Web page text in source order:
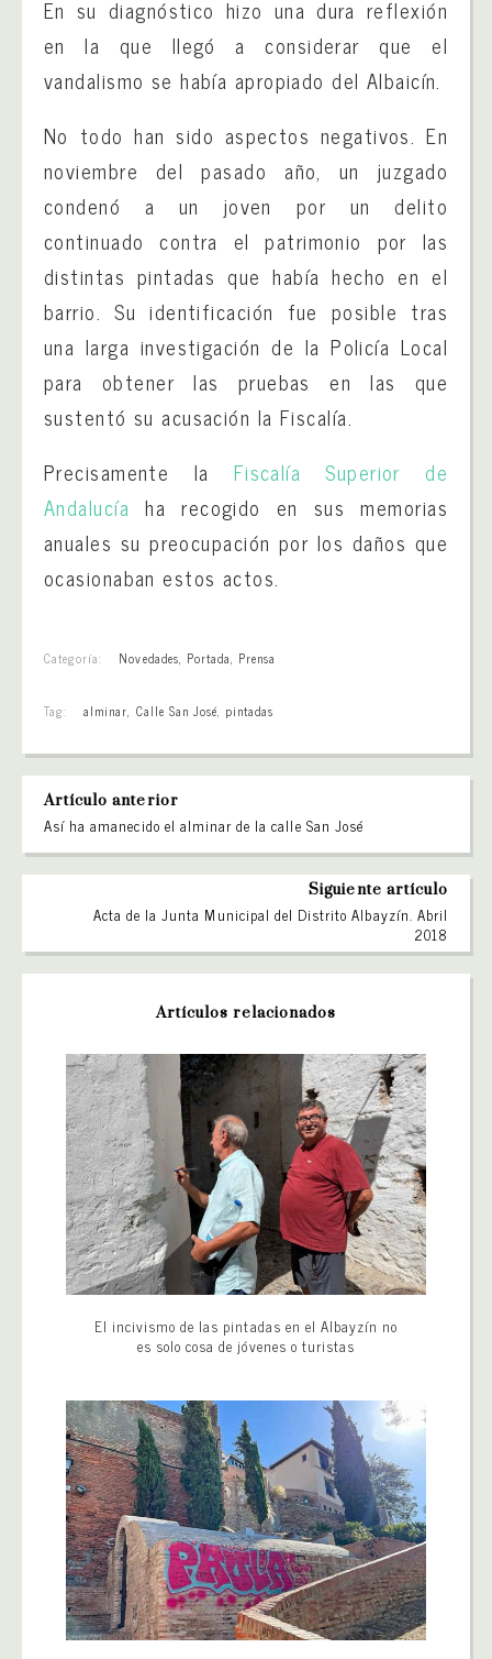
En su diagnóstico hizo una dura reflexión
en la que llegó a considerar que el
vandalismo se había apropiado del Albaicín.
No todo han sido aspectos negativos. En
noviembre del pasado año, un juzgado
condenó a un joven por un delito
continuado contra el patrimonio por las
distintas pintadas que había hecho en el
barrio. Su identificación fue posible tras
una larga investigación de la Policía Local
para obtener las pruebas en las que
sustentó su acusación la Fiscalía.
Precisamente la Fiscalía Superior de
Andalucía ha recogido en sus memorias
anuales su preocupación por los daños que
ocasionaban estos actos.
Categoría: Novedades, Portada, Prensa
Tag: alminar, Calle San José, pintadas
Artículo anterior
Así ha amanecido el alminar de la calle San José
Siguiente artículo
Acta de la Junta Municipal del Distrito Albayzín. Abril
2018
Artículos relacionados
El incivismo de las pintadas en el Albayzín no
es solo cosa de jóvenes o turistas